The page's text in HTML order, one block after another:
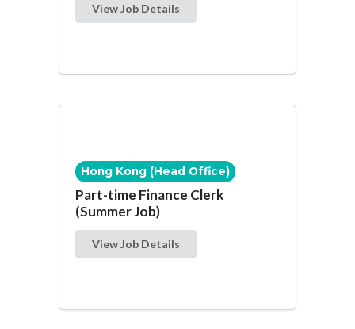
View Job Details
Hong Kong (Head Office)
Part-time Finance Clerk
(Summer Job)
View Job Details